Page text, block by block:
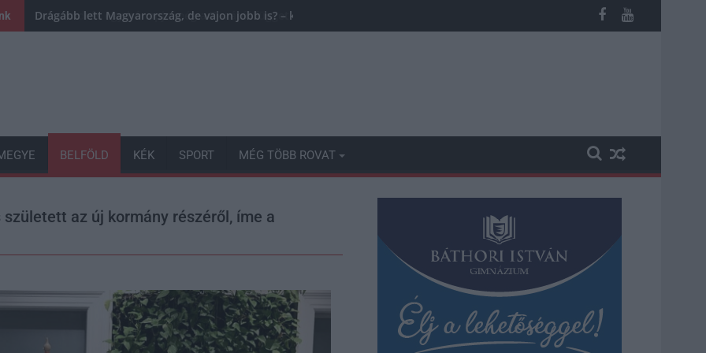
Drágább lett Magyarország, de vajon jobb is? – kemény kritika a hazai turizmusról
BELFÖLD KÉK SPORT MÉG TÖBB ROVAT
az új kormány részéről, íme a